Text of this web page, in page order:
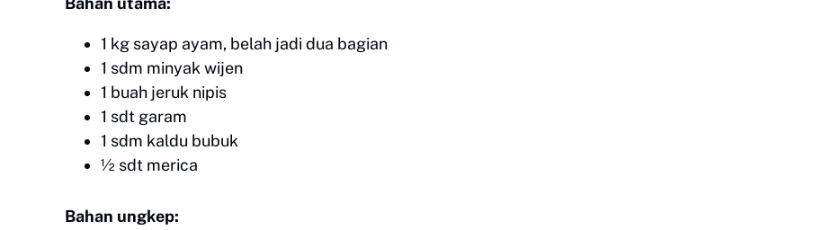
1 kg sayap ayam, belah jadi dua bagian
1 sdm minyak wijen
1 buah jeruk nipis
1 sdt garam
1 sdm kaldu bubuk
½ sdt merica
Bahan ungkep: